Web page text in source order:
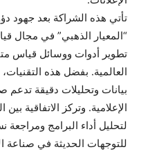
“المعيار الذهبي” في مجال
تطوير أدوات ووسائل قياس
العالمية. بفضل هذه
بيانات وتحليلات دقيقة تدعم
الإعلامية. وتركز الاتفاقية
لتحليل أداء البرامج
للتوجهات الحديثة في صناعة